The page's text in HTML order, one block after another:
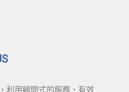
利用顧問式的服務，有效